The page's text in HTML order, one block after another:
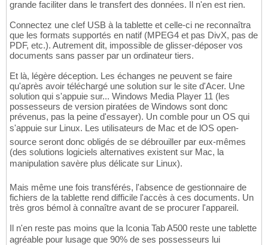
grande faciliter dans le transfert des données. Il n'en est rien.
Connectez une clef USB à la tablette et celle-ci ne reconnaîtra
que les formats supportés en natif (MPEG4 et pas DivX, pas de
PDF, etc.). Autrement dit, impossible de glisser-déposer vos
documents sans passer par un ordinateur tiers.
Et là, légère déception. Les échanges ne peuvent se faire
qu'après avoir téléchargé une solution sur le site d'Acer. Une
solution qui s'appuie sur... Windows Media Player 11 (les
possesseurs de version piratées de Windows sont donc
prévenus, pas la peine d'essayer). Un comble pour un OS qui
s'appuie sur Linux. Les utilisateurs de Mac et de lOS open-
source seront donc obligés de se débrouiller par eux-mêmes
(des solutions logiciels alternatives existent sur Mac, la
manipulation savère plus délicate sur Linux).
Mais même une fois transférés, l'absence de gestionnaire de
fichiers de la tablette rend difficile l'accès à ces documents. Un
très gros bémol à connaître avant de se procurer l'appareil.
Il n'en reste pas moins que la Iconia Tab A500 reste une tablette
agréable pour lusage que 90% de ses possesseurs lui